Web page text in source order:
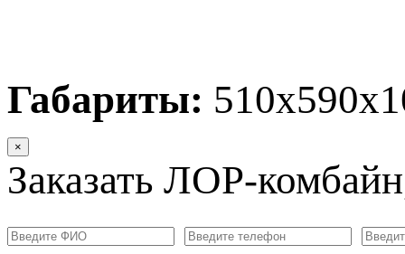
Габариты:
×
Заказать ЛОР-